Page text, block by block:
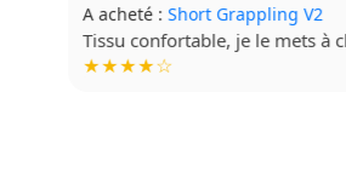
V2
le mets à chaque séance.